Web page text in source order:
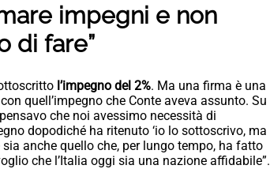
impegni e non
di fare”
l’impegno del 2%. Ma una firma è una
quell’impegno che Conte aveva assunto. Su
che noi avessimo necessità di
dopodiché ha ritenuto ‘io lo sottoscrivo, ma
anche quello che, per lungo tempo, ha fatto
che l’Italia oggi sia una nazione affidabile”.